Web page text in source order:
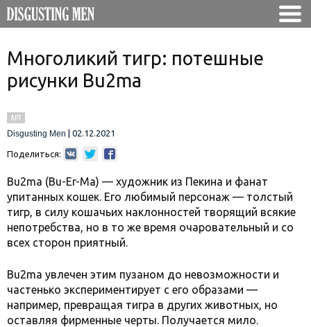
Многоликий тигр: потешные
рисунки Bu2ma
АРТ
Disgusting Men
02.12.2021
Поделиться:
Bu2ma (Bu-Er-Ma) — художник из Пекина и фанат
упитанных кошек. Его любимый персонаж — толстый
тигр, в силу кошачьих наклонностей творящий всякие
непотребства, но в то же время очаровательный и со
всех сторон приятный.
Bu2ma увлечен этим пузаном до невозможности и
частенько экспериментирует с его образами —
например, превращая тигра в других животных, но
оставляя фирменные черты. Получается мило.